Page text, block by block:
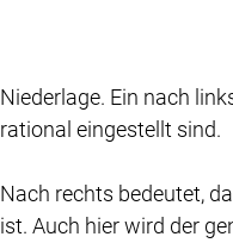
Niederlage. Ein nach
rational eingestellt sind.
Nach rechts bedeutet,
ist. Auch hier wird der